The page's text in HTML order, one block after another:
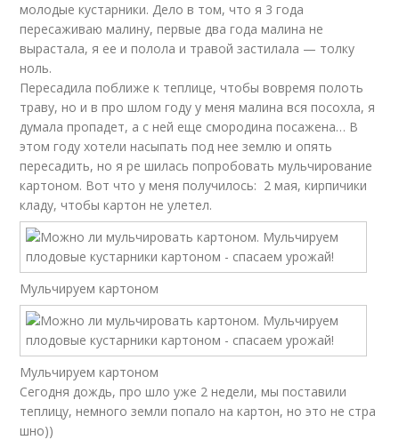
молодые кустарники. Дело в том, что я 3 года
пересаживаю малину, первые два года малина не
вырастала, я ее и полола и травой застилала — толку
ноль.
Пересадила поближе к теплице, чтобы вовремя полоть
траву, но и в про шлом году у меня малина вся посохла, я
думала пропадет, а с ней еще смородина посажена… В
этом году хотели насыпать под нее землю и опять
пересадить, но я ре шилась попробовать мульчирование
картоном. Вот что у меня получилось: 2 мая, кирпичики
кладу, чтобы картон не улетел.
Мульчируем картоном
Мульчируем картоном
Сегодня дождь, про шло уже 2 недели, мы поставили
теплицу, немного земли попало на картон, но это не стра
шно))